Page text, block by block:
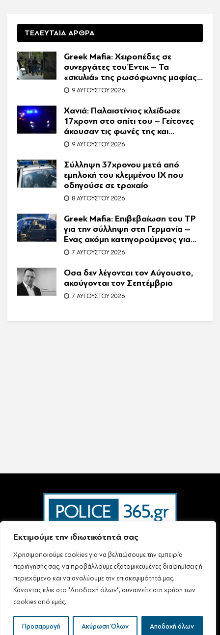
Εκτιμούμε την ιδιωτικότητά σας
Χρησιμοποιούμε cookies για να βελτιώσουμε την εμπειρία
περιήγησής σας, να προβάλλουμε εξατομικευμένες διαφημίσεις ή
περιεχόμενο και να αναλύουμε την επισκεψιμότητά μας.
Κάνοντας κλικ στο "Αποδοχή όλων", συναινείτε στη χρήση των
cookies από εμάς.
Προσαρμογή Ακύρωση Όλων Αποδοχή όλων
ΤΕΛΕΥΤΑΙΑ ΑΡΘΡΑ
Greek Mafia: Χειροπέδες σε
συνεργάτες του Έντικ – Τα
«σκυλιά» της ρωσόφωνης μαφίας,
οι εκβιασμοί και το υπερπολυτελές
9 ΑΥΓΟΎΣΤΟΥ 2026
Χανιά: Παλαιστίνιος κλείδωσε
17χρονη στο σπίτι του – Γείτονες
άκουσαν τις φωνές της και
κάλεσαν την Αστυνομία
9 ΑΥΓΟΎΣΤΟΥ 2026
Σύλληψη 37χρονου μετά από
εμπλοκή του κλεμμένου ΙΧ που
οδηγούσε σε τροχαίο
8 ΑΥΓΟΎΣΤΟΥ 2026
Greek Mafia: Επιβεβαίωση τoυ ΤP
για την σύλληψη στη Γερμανία –
Ένας ακόμη κατηγορούμενος για
τον θάνατο του Ζαμπούνη
7 ΑΥΓΟΎΣΤΟΥ 2026
Όσα δεν λέγονται τον Αύγουστο,
ακούγονται τον Σεπτέμβριο
7 ΑΥΓΟΎΣΤΟΥ 2026
Ταυτότητα – Επικοινωνία
Όροι Χρήσης
Πολιτική Απορρήτου & Προστασίας Προσωπικών Δεδομένων
Δήλωση συμμόρφωσης με τη σύσταση (ΕΕ) 2018/334 L63
Follow Us
All rights reserved